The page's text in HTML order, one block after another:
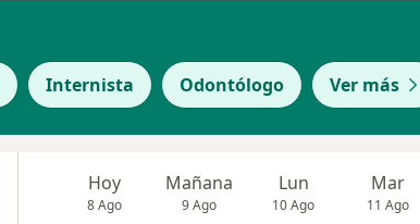
Internista Odontólogo Ver más
Hoy
8 Ago
Mañana
9 Ago
Lun
10 Ago
Mar
11 Ago